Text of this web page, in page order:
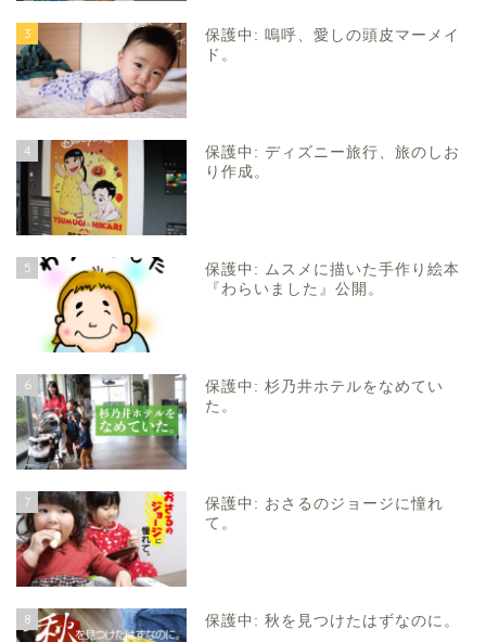
3
保護中: 嗚呼、愛しの頭皮マーメイ
ド。
4
保護中: ディズニー旅行、旅のしお
り作成。
5
保護中: ムスメに描いた手作り絵本
『わらいました』公開。
6
保護中: 杉乃井ホテルをなめてい
た。
7
保護中: おさるのジョージに憧れ
て。
8 保護中: 秋を見つけたはずなのに。